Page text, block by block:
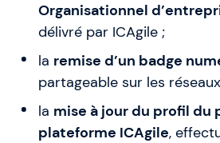
Organisationnel
délivré par ICAgile ;
la remise d’un badge
partageable sur les
la mise à jour du profil du
plateforme ICAgile,